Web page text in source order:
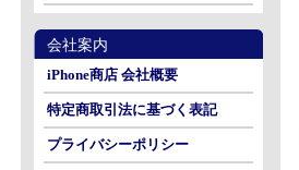
会社案内
iPhone商店 会社概要
特定商取引法に基づく表記
プライバシーポリシー